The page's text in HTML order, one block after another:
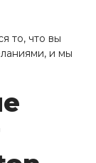
то, что вы
и мы